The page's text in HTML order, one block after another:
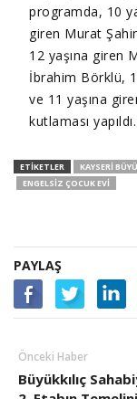
programda, 10
giren Murat
12 yaşına giren
İbrahim Börklü,
ve 11 yaşına
kutlaması yapıldı.
ETIKETLER KAYSERI
ENGELSIZ ÇOCUK EVI
PAYLAŞ
Önceki Haber
Büyükkılıç